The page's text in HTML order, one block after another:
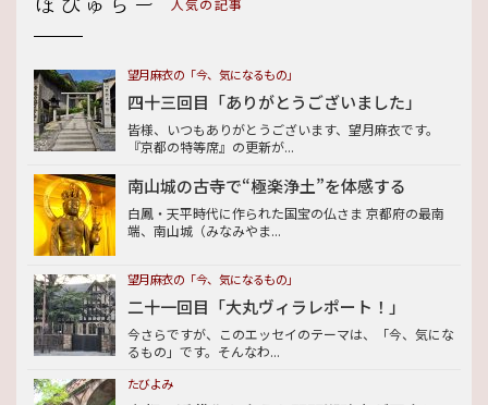
望月麻衣の「今、気になるもの」
四十三回目「ありがとうございました」
皆様、いつもありがとうございます、望月麻衣です。
『京都の特等席』の更新が...
南山城の古寺で“極楽浄土”を体感する
白鳳・天平時代に作られた国宝の仏さま 京都府の最南
端、南山城（みなみやま...
望月麻衣の「今、気になるもの」
二十一回目「大丸ヴィラレポート！」
今さらですが、このエッセイのテーマは、「今、気にな
るもの」です。そんなわ...
たびよみ